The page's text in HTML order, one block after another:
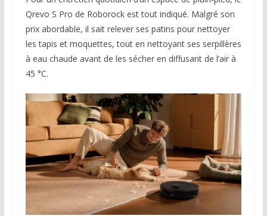
Qrevo S Pro de Roborock est tout indiqué. Malgré son
prix abordable, il sait relever ses patins pour nettoyer
les tapis et moquettes, tout en nettoyant ses serpillères
à eau chaude avant de les sécher en diffusant de l’air à
45 °C.